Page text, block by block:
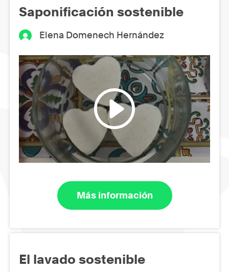
Saponificación sostenible
Elena Domenech Hernández
Más información
El lavado sostenible